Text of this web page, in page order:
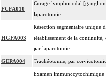
FCFA010
Curage lymphonodal
laparotomie
HGFA003
Résection segmentaire unique
rétablissement de la continuité,
par laparotomie
GEPA004 Trachéotomie, par cervicotomie
Examen